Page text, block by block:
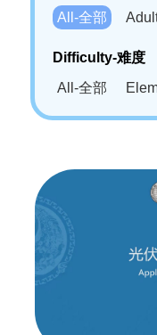
All-全部
Difficulty-难度
All-全部